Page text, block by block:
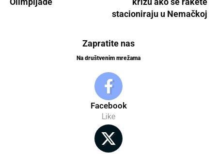
stacioniraju u Nemačkoj
Zapratite nas
Na društvenim mrežama
Facebook
Like